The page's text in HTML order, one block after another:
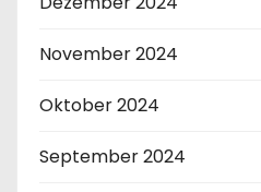
November 2024
Oktober 2024
September 2024